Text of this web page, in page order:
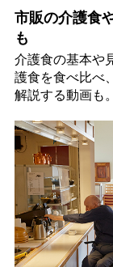
市販の介護食
も
介護食の基本や
護食を食べ比べ
解説する動画も。